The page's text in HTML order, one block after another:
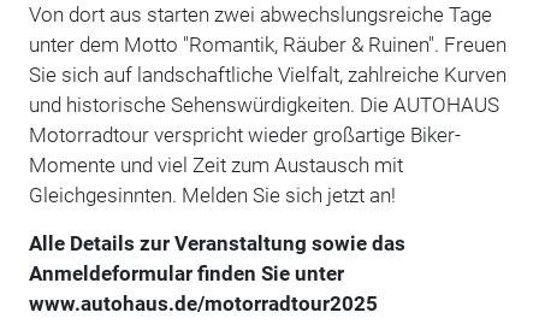
Von dort aus starten zwei abwechslungsreiche Tage
unter dem Motto "Romantik, Räuber & Ruinen". Freuen
Sie sich auf landschaftliche Vielfalt, zahlreiche Kurven
und historische Sehenswürdigkeiten. Die AUTOHAUS
Motorradtour verspricht wieder großartige Biker-
Momente und viel Zeit zum Austausch mit
Gleichgesinnten. Melden Sie sich jetzt an!
Alle Details zur Veranstaltung sowie das
Anmeldeformular finden Sie unter
www.autohaus.de/motorradtour2025